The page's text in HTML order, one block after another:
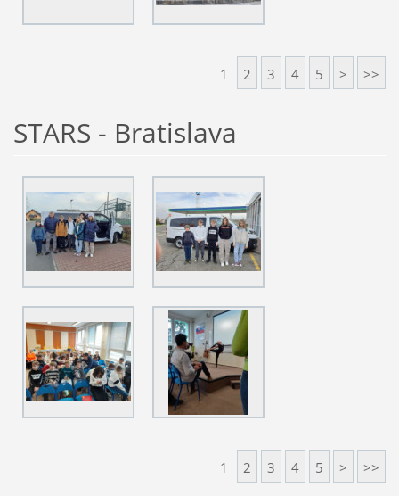
1 2 3 4 5 > >>
STARS - Bratislava
1 2 3 4 5 > >>